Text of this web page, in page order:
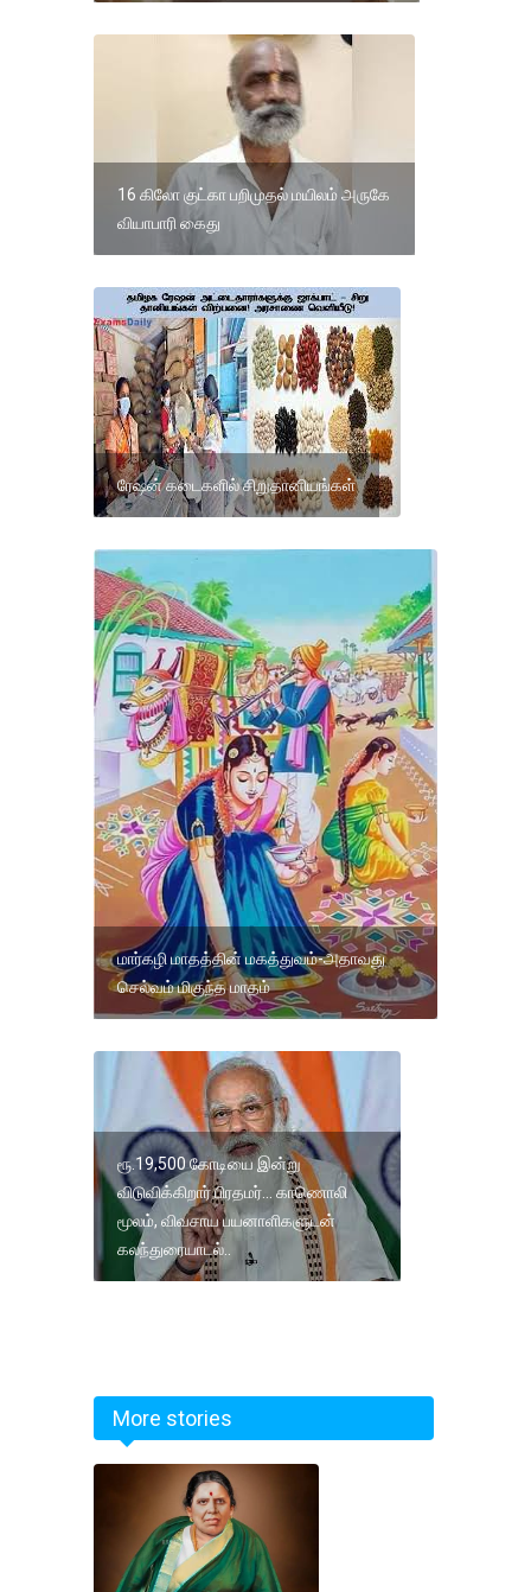
16 கிலோ குட்கா பறிமுதல் மயிலம் அருகே
வியாபாரி கைது
ரேஷன் கடைகளில் சிறுதானியங்கள்
மார்கழி மாதத்தின் மகத்துவம்-அதாவது
செல்வம் மிகுந்த மாதம்
ரூ.19,500 கோடியை இன்று
விடுவிக்கிறார் பிரதமர்... காணொலி
மூலம், விவசாய பயனாளிகளுடன்
கலந்துரையாடல்..
More stories